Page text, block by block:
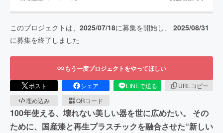
このプロジェクトは、 2025/07/18に募集を開始し、 2025/08/31
に募集を終了しました
もう一度プロジェクトをやってほしい
ポスト シェア LINEで送る
URLコピー
埋め込み
QRコード
100年使える、壊れない美しい器を世に広めたい。 その
ために、国産漆と再生プラスチックを融合させた“新しい